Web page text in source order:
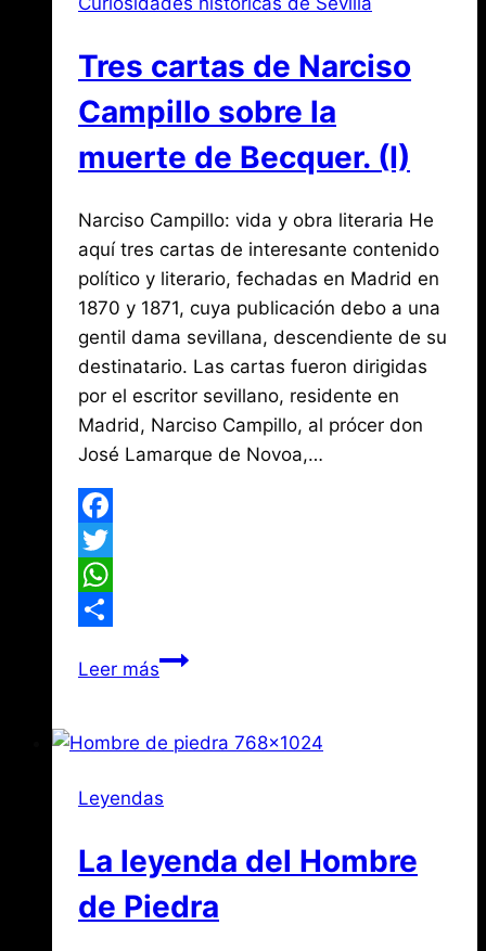
Era
de
Tartesos
Tres cartas de Narciso
Campillo sobre la
muerte de Becquer. (I)
PorJose
María
de
Mena
febrero
17,
2019agosto
3,
2026
Narciso Campillo: vida y obra literaria He
aquí tres cartas de interesante contenido
político y literario, fechadas en Madrid en
1870 y 1871, cuya publicación debo a una
gentil dama sevillana, descendiente de su
destinatario. Las cartas fueron dirigidas
por el escritor sevillano, residente en
Madrid, Narciso Campillo, al prócer don
José Lamarque de Novoa,…
Facebook
Twitter
WhatsApp
Leer másTres
Narciso
sobre
muerte
Becquer.
Leyendas
La leyenda del Hombre
de Piedra